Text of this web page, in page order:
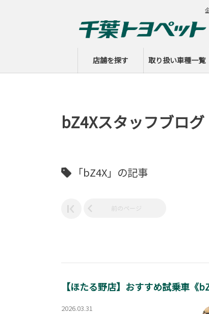
店舗を探す 取り扱い車種一覧
bZ4Xスタッフブログ
「bZ4X」の記事
前のページ
【ほたる野店】おすすめ試乗車《
2026.03.31